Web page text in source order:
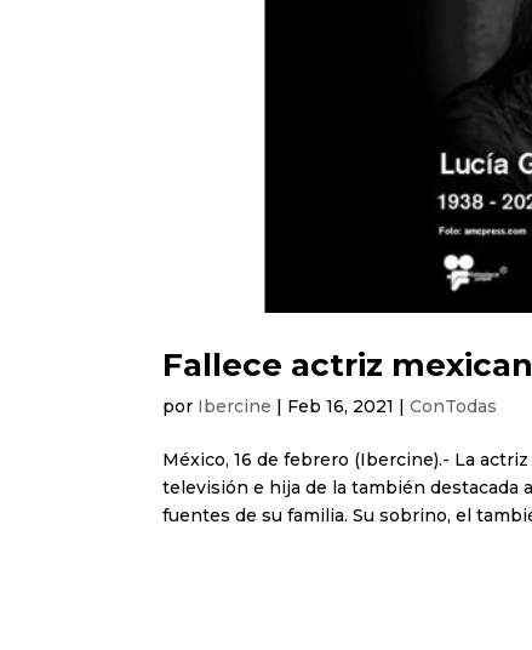
Fallece actriz
por Ibercine | Feb 16, 2021 |ConTodas
México, 16 de febrero (Ibercine).- La
televisión e hija de la también destacada
fuentes de su familia. Su sobrino, el